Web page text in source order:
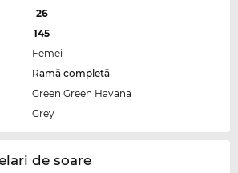
26
145
Femei
Ramă completă
Green Green Havana
Grey
de soare